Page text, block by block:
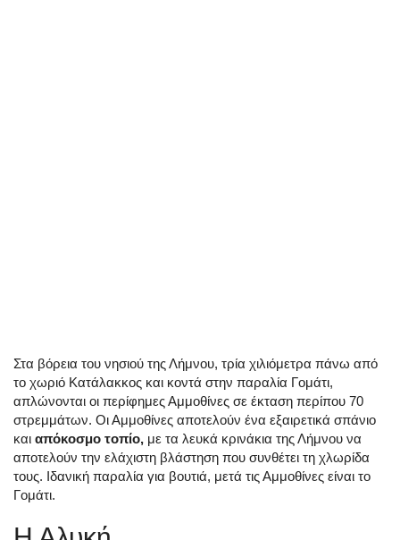
Στα βόρεια του νησιού της Λήμνου, τρία χιλιόμετρα πάνω από
το χωριό Κατάλακκος και κοντά στην παραλία Γομάτι,
απλώνονται οι περίφημες Αμμοθίνες σε έκταση περίπου 70
στρεμμάτων. Οι Αμμοθίνες αποτελούν ένα εξαιρετικά σπάνιο
και απόκοσμο τοπίο, με τα λευκά κρινάκια της Λήμνου να
αποτελούν την ελάχιστη βλάστηση που συνθέτει τη χλωρίδα
τους. Ιδανική παραλία για βουτιά, μετά τις Αμμοθίνες είναι το
Γομάτι.